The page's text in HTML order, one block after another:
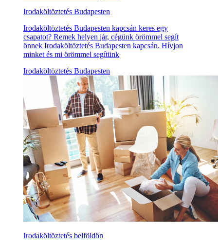
Irodaköltöztetés Budapesten
Irodaköltöztetés Budapesten kapcsán keres egy
csapatot? Remek helyen jár, cégünk örömmel segít
önnek Irodaköltöztetés Budapesten kapcsán. Hívjon
minket és mi örömmel segítünk
Irodaköltöztetés Budapesten
Irodaköltöztetés belföldön